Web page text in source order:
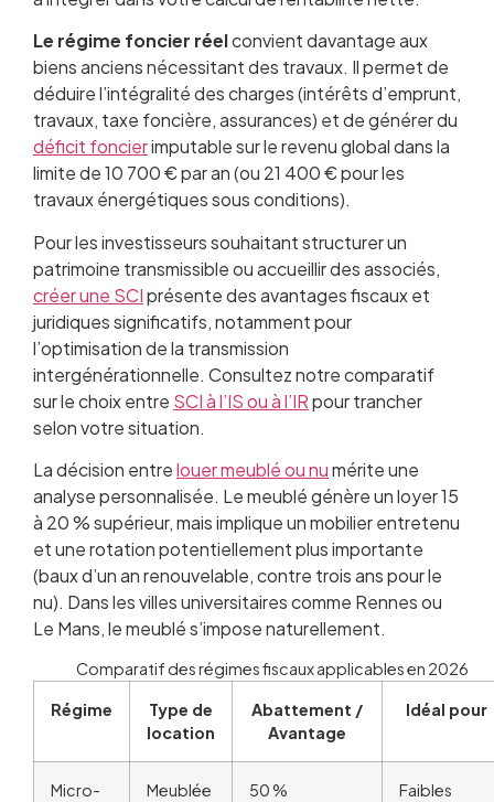
Le régime foncier réelconvient davantage aux
biens anciens nécessitant des travaux. Il permet de
déduire l’intégralité des charges (intérêts d’emprunt,
travaux, taxe foncière, assurances) et de générer du
déficit foncierimputable sur le revenu global dans la
limite de 10 700 € par an (ou 21 400 € pour les
travaux énergétiques sous conditions).
Pour les investisseurs souhaitant structurer un
patrimoine transmissible ou accueillir des associés,
créer une SCIprésente des avantages fiscaux et
juridiques significatifs, notamment pour
l’optimisation de la transmission
intergénérationnelle. Consultez notre comparatif
sur le choix entre SCI à l’IS ou à l’IRpour trancher
selon votre situation.
La décision entrelouer meublé ou numérite une
analyse personnalisée. Le meublé génère un loyer 15
à 20 % supérieur, mais implique un mobilier entretenu
et une rotation potentiellement plus importante
(baux d’un an renouvelable, contre trois ans pour le
nu). Dans les villes universitaires comme Rennes ou
Le Mans, le meublé s’impose naturellement.
Comparatif des régimes fiscaux applicables en 2026
Régime
Type de
location
Abattement /
Avantage
Idéal pour
Micro-
Meublée
50 %
Faibles